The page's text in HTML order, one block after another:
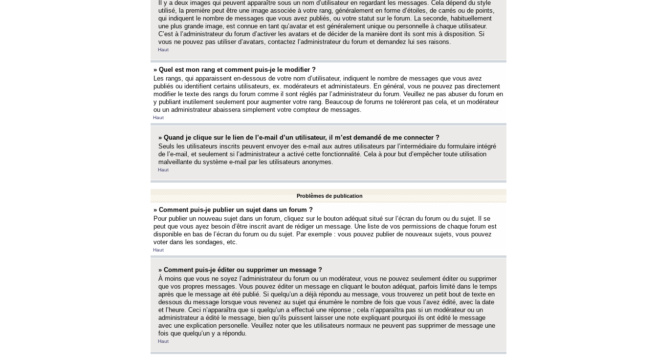
Il y a deux images qui peuvent apparaître sous un nom d’utilisateur en regardant les messages. Cela dépend du style
utilisé, la première peut être une image associée à votre rang, généralement en forme d’étoiles, de carrés ou de points,
qui indiquent le nombre de messages que vous avez publiés, ou votre statut sur le forum. La seconde, habituellement
une plus grande image, est connue en tant qu’avatar et est généralement unique ou personnelle à chaque utilisateur.
C’est à l’administrateur du forum d’activer les avatars et de décider de la manière dont ils sont mis à disposition. Si
vous ne pouvez pas utiliser d’avatars, contactez l’administrateur du forum et demandez lui ses raisons.
Haut
» Quel est mon rang et comment puis-je le modifier ?
Les rangs, qui apparaissent en-dessous de votre nom d’utilisateur, indiquent le nombre de messages que vous avez
publiés ou identifient certains utilisateurs, ex. modérateurs et administateurs. En général, vous ne pouvez pas directement
modifier le texte des rangs du forum comme il sont réglés par l’administrateur du forum. Veuillez ne pas abuser du forum en
y publiant inutilement seulement pour augmenter votre rang. Beaucoup de forums ne toléreront pas cela, et un modérateur
ou un administrateur abaissera simplement votre compteur de messages.
Haut
» Quand je clique sur le lien de l’e-mail d’un utilisateur, il m’est demandé de me connecter ?
Seuls les utilisateurs inscrits peuvent envoyer des e-mail aux autres utilisateurs par l’intermédiaire du formulaire intégré
de l’e-mail, et seulement si l’administrateur a activé cette fonctionnalité. Cela à pour but d’empêcher toute utilisation
malveillante du système e-mail par les utilisateurs anonymes.
Haut
Problèmes de publication
» Comment puis-je publier un sujet dans un forum ?
Pour publier un nouveau sujet dans un forum, cliquez sur le bouton adéquat situé sur l’écran du forum ou du sujet. Il se
peut que vous ayez besoin d’être inscrit avant de rédiger un message. Une liste de vos permissions de chaque forum est
disponible en bas de l’écran du forum ou du sujet. Par exemple : vous pouvez publier de nouveaux sujets, vous pouvez
voter dans les sondages, etc.
Haut
» Comment puis-je éditer ou supprimer un message ?
À moins que vous ne soyez l’administrateur du forum ou un modérateur, vous ne pouvez seulement éditer ou supprimer
que vos propres messages. Vous pouvez éditer un message en cliquant le bouton adéquat, parfois limité dans le temps
après que le message ait été publié. Si quelqu’un a déjà répondu au message, vous trouverez un petit bout de texte en
dessous du message lorsque vous revenez au sujet qui énumère le nombre de fois que vous l’avez édité, avec la date
et l’heure. Ceci n’apparaîtra que si quelqu’un a effectué une réponse ; cela n’apparaîtra pas si un modérateur ou un
administrateur a édité le message, bien qu’ils puissent laisser une note expliquant pourquoi ils ont édité le message
avec une explication personelle. Veuillez noter que les utilisateurs normaux ne peuvent pas supprimer de message une
fois que quelqu’un y a répondu.
Haut